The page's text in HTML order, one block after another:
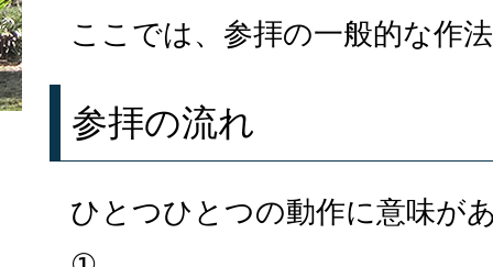
ここでは、参拝の一般的な作
参拝の流れ
ひとつひとつの動作に意味が